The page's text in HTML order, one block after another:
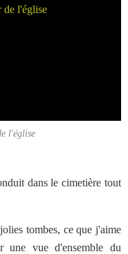
l'église
dans le cimetière tout
tombes, ce que j'aime
une vue d'ensemble du